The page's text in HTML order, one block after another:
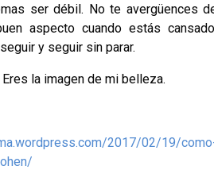
ser débil. No te avergüences
aspecto cuando estás
y seguir sin parar.
la imagen de mi belleza.
2017/02/19/